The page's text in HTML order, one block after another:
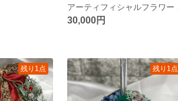
30,000円
残り1点 残り1点